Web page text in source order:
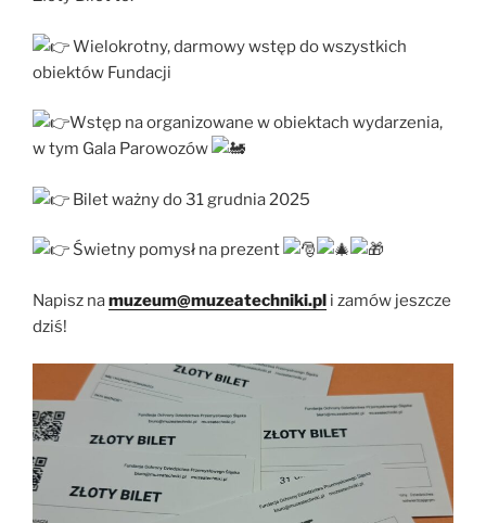
Wielokrotny, darmowy wstęp do wszystkich
obiektów Fundacji
Wstęp na organizowane w obiektach wydarzenia,
w tym Gala Parowozów
Bilet ważny do 31 grudnia 2025
Świetny pomysł na prezent
Napisz namuzeum@muzeatechniki.pl i zamów jeszcze
dziś!